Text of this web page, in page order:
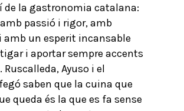
de la gastronomia catalana:
passió i rigor, amb
amb un esperit incansable
i aportar sempre accents
Ayuso i el
saben que la cuina que
queda és la que es fa sense